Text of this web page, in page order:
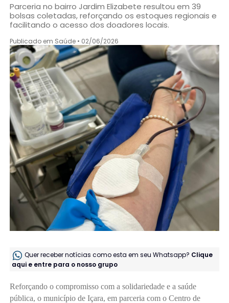
Parceria no bairro Jardim Elizabete resultou em 39
bolsas coletadas, reforçando os estoques regionais e
facilitando o acesso dos doadores locais.
Publicado em Saúde • 02/06/2026
Quer receber notícias como esta em seu Whatsapp? Clique
aqui e entre para o nosso grupo
Reforçando o compromisso com a solidariedade e a saúde
pública, o município de Içara, em parceria com o Centro de